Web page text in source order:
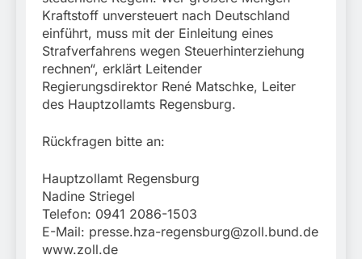
Kraftstoff unversteuert nach Deutschland
einführt, muss mit der Einleitung eines
Strafverfahrens wegen Steuerhinterziehung
rechnen“, erklärt Leitender
Regierungsdirektor René Matschke, Leiter
des Hauptzollamts Regensburg.
Rückfragen bitte an:
Hauptzollamt Regensburg
Nadine Striegel
Telefon: 0941 2086-1503
E-Mail: presse.hza-regensburg@zoll.bund.de
www.zoll.de